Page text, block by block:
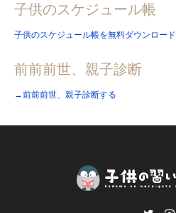
子供のスケジュール帳
子供のスケジュール帳を無料ダウンロード
前前前世、親子診断
→前前前世、親子診断する